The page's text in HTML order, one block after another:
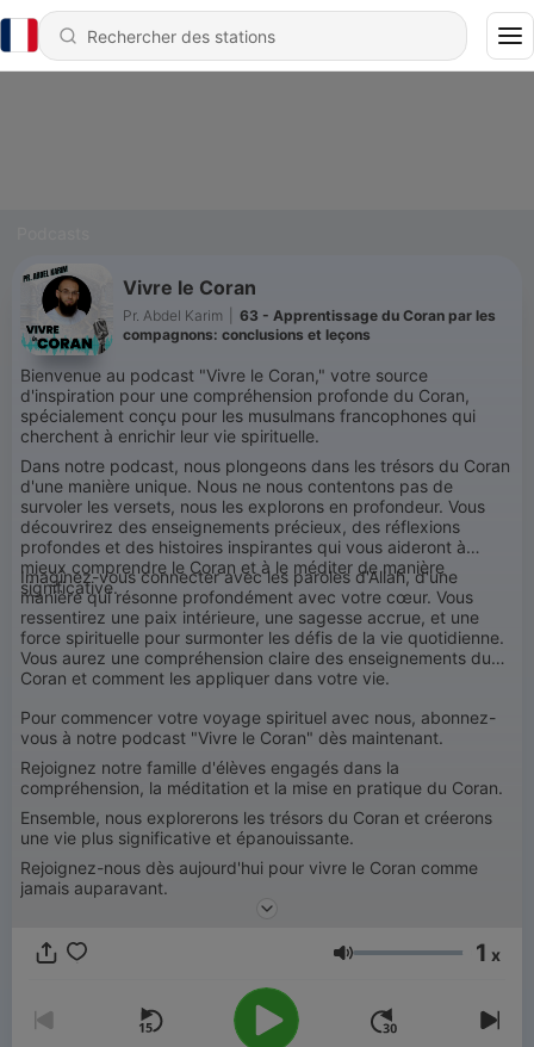
Vivre le Coran
Pr. Abdel Karim
63 - Apprentissage du Coran par les
compagnons: conclusions et leçons
Bienvenue au podcast "Vivre le Coran," votre source
d'inspiration pour une compréhension profonde du Coran,
spécialement conçu pour les musulmans francophones qui
cherchent à enrichir leur vie spirituelle.
Dans notre podcast, nous plongeons dans les trésors du Coran
d'une manière unique. Nous ne nous contentons pas de
survoler les versets, nous les explorons en profondeur. Vous
découvrirez des enseignements précieux, des réflexions
profondes et des histoires inspirantes qui vous aideront à
mieux comprendre le Coran et à le méditer de manière
significative.
Imaginez-vous connecter avec les paroles d'Allah, d'une
manière qui résonne profondément avec votre cœur. Vous
ressentirez une paix intérieure, une sagesse accrue, et une
force spirituelle pour surmonter les défis de la vie quotidienne.
Vous aurez une compréhension claire des enseignements du
Coran et comment les appliquer dans votre vie.
Pour commencer votre voyage spirituel avec nous, abonnez-
vous à notre podcast "Vivre le Coran" dès maintenant.
Rejoignez notre famille d'élèves engagés dans la
compréhension, la méditation et la mise en pratique du Coran.
Ensemble, nous explorerons les trésors du Coran et créerons
une vie plus significative et épanouissante.
Rejoignez-nous dès aujourd'hui pour vivre le Coran comme
jamais auparavant.
Volume 1 x